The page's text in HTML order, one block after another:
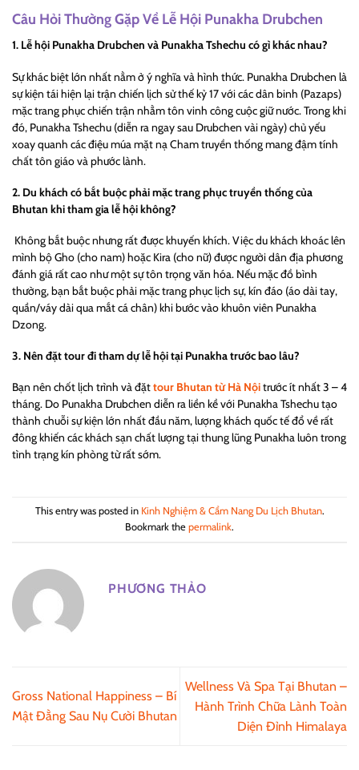
Câu Hỏi Thường Gặp Về Lễ Hội Punakha Drubchen
1. Lễ hội Punakha Drubchen và Punakha Tshechu có gì khác nhau?
Sự khác biệt lớn nhất nằm ở ý nghĩa và hình thức. Punakha Drubchen là
sự kiện tái hiện lại trận chiến lịch sử thế kỷ 17 với các dân binh (Pazaps)
mặc trang phục chiến trận nhằm tôn vinh công cuộc giữ nước. Trong khi
đó, Punakha Tshechu (diễn ra ngay sau Drubchen vài ngày) chủ yếu
xoay quanh các điệu múa mặt nạ Cham truyền thống mang đậm tính
chất tôn giáo và phước lành.
2. Du khách có bắt buộc phải mặc trang phục truyền thống của
Bhutan khi tham gia lễ hội không?
Không bắt buộc nhưng rất được khuyến khích. Việc du khách khoác lên
mình bộ Gho (cho nam) hoặc Kira (cho nữ) được người dân địa phương
đánh giá rất cao như một sự tôn trọng văn hóa. Nếu mặc đồ bình
thường, bạn bắt buộc phải mặc trang phục lịch sự, kín đáo (áo dài tay,
quần/váy dài qua mắt cá chân) khi bước vào khuôn viên Punakha
Dzong.
3. Nên đặt tour đi tham dự lễ hội tại Punakha trước bao lâu?
Bạn nên chốt lịch trình và đặttour Bhutan từ Hà Nộitrước ít nhất 3 – 4
tháng. Do Punakha Drubchen diễn ra liền kề với Punakha Tshechu tạo
thành chuỗi sự kiện lớn nhất đầu năm, lượng khách quốc tế đổ về rất
đông khiến các khách sạn chất lượng tại thung lũng Punakha luôn trong
tình trạng kín phòng từ rất sớm.
This entry was posted in Kinh Nghiệm & Cẩm Nang Du Lịch Bhutan.
Bookmark the permalink.
PHƯƠNG THẢO
Gross National Happiness – Bí
Mật Đằng Sau Nụ Cười Bhutan
Wellness Và Spa Tại Bhutan –
Hành Trình Chữa Lành Toàn
Diện Đỉnh Himalaya